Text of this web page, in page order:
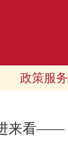
政策服务
进来看——